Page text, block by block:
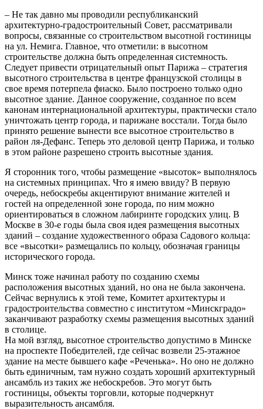
– Не так давно мы проводили республиканский
архитектурно-градостроительный Совет, рассматривали
вопросы, связанные со строительством высотной гостиницы
на ул. Немига. Главное, что отметили: в высотном
строительстве должна быть определенная системность.
Следует привести отрицательный опыт Парижа – стратегия
высотного строительства в центре французской столицы в
свое время потерпела фиаско. Было построено только одно
высотное здание. Данное сооружение, созданное по всем
канонам интернациональной архитектуры, практически стало
уничтожать центр города, и парижане восстали. Тогда было
принято решение вынести все высотное строительство в
район ля-Дефанс. Теперь это деловой центр Парижа, и только
в этом районе разрешено строить высотные здания.
Я сторонник того, чтобы размещение «высоток» выполнялось
на системных принципах. Что я имею ввиду? В первую
очередь, небоскребы акцентируют внимание жителей и
гостей на определенной зоне города, по ним можно
ориентироваться в сложном лабиринте городских улиц. В
Москве в 30-е годы была своя идея размещения высотных
зданий – создание художественного образа Садового кольца:
все «высотки» размещались по кольцу, обозначая границы
исторического города.
Минск тоже начинал работу по созданию схемы
расположения высотных зданий, но она не была закончена.
Сейчас вернулись к этой теме, Комитет архитектуры и
градостроительства совместно с институтом «Минскградо»
заканчивают разработку схемы размещения высотных зданий
в столице.
На мой взгляд, высотное строительство допустимо в Минске
на проспекте Победителей, где сейчас возвели 25-этажное
здание на месте бывшего кафе «Реченька». Но оно не должно
быть единичным, там нужно создать хороший архитектурный
ансамбль из таких же небоскребов. Это могут быть
гостиницы, объекты торговли, которые подчеркнут
выразительность ансамбля.